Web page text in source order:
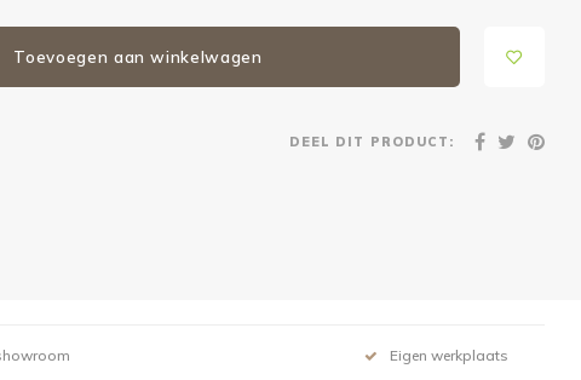
Toevoegen aan winkelwagen
DEEL DIT PRODUCT:
Eigen werkplaats